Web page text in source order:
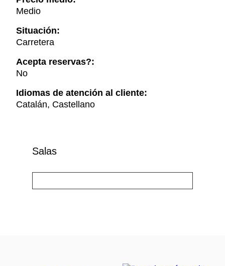
Medio
Situación:
Carretera
Acepta reservas?:
No
Idiomas de atención al cliente:
Catalán, Castellano
Salas